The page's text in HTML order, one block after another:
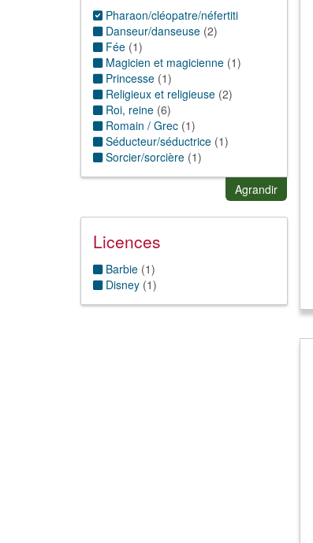
Pharaon/cléopatre/néfertiti
Danseur/danseuse (2)
Fée (1)
Magicien et magicienne (1)
Princesse (1)
Religieux et religieuse (2)
Roi, reine (6)
Romain / Grec (1)
Séducteur/séductrice (1)
Sorcier/sorcière (1)
Star(1)
Agrandir
Licences
Barbie (1)
Disney (1)